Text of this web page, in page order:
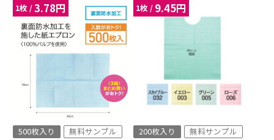
1枚 /3.78円
500枚入り
無料サンプル
1枚 / 9.45円
200枚入り
無料サンプル